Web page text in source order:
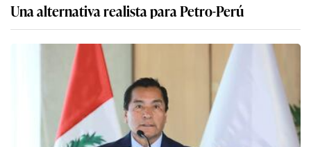
Una alternativa realista para Petro-Perú